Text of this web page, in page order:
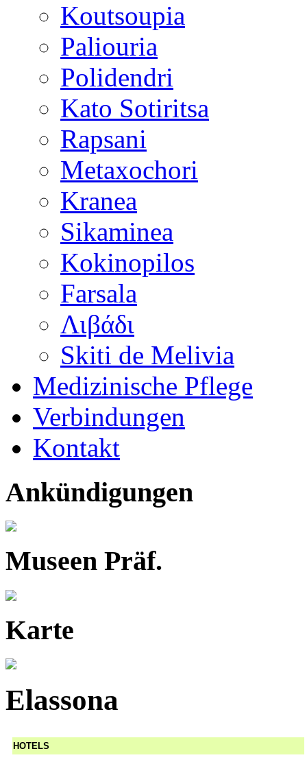
Koutsoupia
Paliouria
Polidendri
Kato Sotiritsa
Rapsani
Metaxochori
Kranea
Sikaminea
Kokinopilos
Farsala
Λιβάδι
Skiti de Melivia
Medizinische Pflege
Verbindungen
Kontakt
Ankündigungen
Museen Präf.
Karte
Elassona
HOTELS